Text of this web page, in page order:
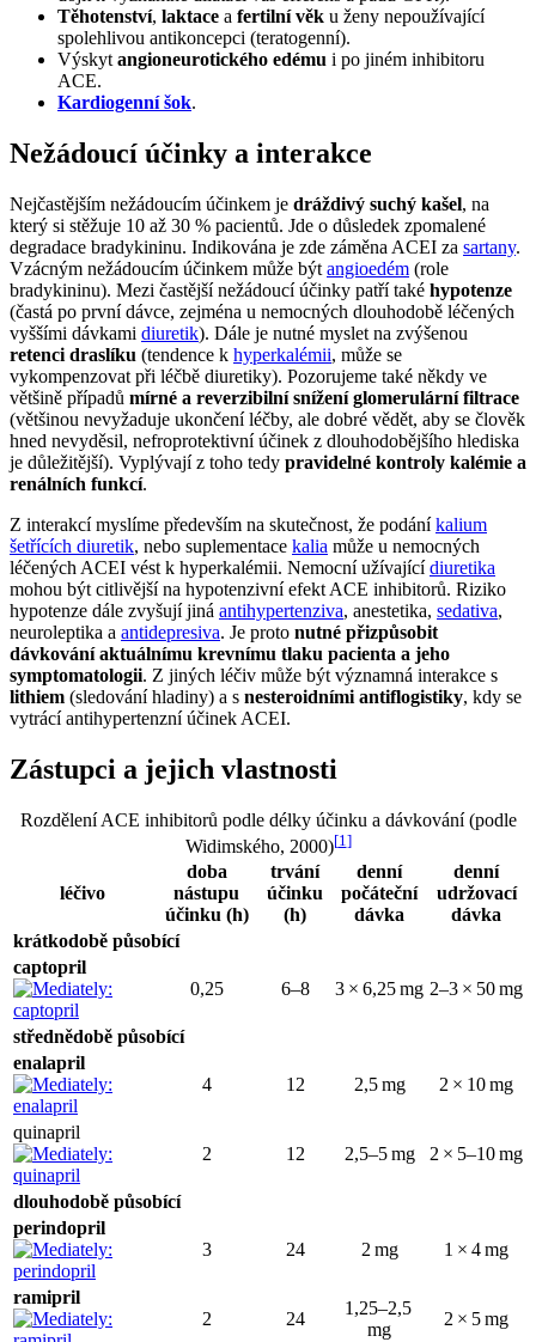
Těhotenství, laktace a fertilní věk u ženy nepoužívající
spolehlivou antikoncepci (teratogenní).
Výskyt angioneurotického edému i po jiném inhibitoru
ACE.
Kardiogenní šok.
Nežádoucí účinky a interakce
Nejčastějším nežádoucím účinkem je dráždivý suchý kašel, na
který si stěžuje 10 až 30 % pacientů. Jde o důsledek zpomalené
degradace bradykininu. Indikována je zde záměna ACEI za sartany.
Vzácným nežádoucím účinkem může být angioedém (role
bradykininu). Mezi častější nežádoucí účinky patří také hypotenze
(častá po první dávce, zejména u nemocných dlouhodobě léčených
vyššími dávkami diuretik). Dále je nutné myslet na zvýšenou
retenci draslíku (tendence k hyperkalémii, může se
vykompenzovat při léčbě diuretiky). Pozorujeme také někdy ve
většině případů mírné a reverzibilní snížení glomerulární filtrace
(většinou nevyžaduje ukončení léčby, ale dobré vědět, aby se člověk
hned nevyděsil, nefroprotektivní účinek z dlouhodobějšího hlediska
je důležitější). Vyplývají z toho tedy pravidelné kontroly kalémie a
renálních funkcí.
Z interakcí myslíme především na skutečnost, že podáníkalium
šetřících diuretik, nebo suplementace kalia může u nemocných
léčených ACEI vést k hyperkalémii. Nemocní užívajícídiuretika
mohou být citlivější na hypotenzivní efekt ACE inhibitorů. Riziko
hypotenze dále zvyšují jiná antihypertenziva, anestetika, sedativa,
neuroleptika a antidepresiva. Je proto nutné přizpůsobit
dávkování aktuálnímu krevnímu tlaku pacienta a jeho
symptomatologii. Z jiných léčiv může být významná interakce s
lithiem (sledování hladiny) a s nesteroidními antiflogistiky, kdy se
vytrácí antihypertenzní účinek ACEI.
Zástupci a jejich vlastnosti
Rozdělení ACE inhibitorů podle délky účinku a dávkování (podle
Widimského, 2000)[1 ]
léčivo
doba
nástupu
účinku (h)
trvání
účinku
(h)
denní
počáteční
dávka
denní
udržovací
dávka
krátkodobě působící
captopril
0,25
6–8 3 × 6,25 mg 2–3 × 50 mg
střednědobě působící
enalapril
4
12 2,5 mg 2 × 10 mg
quinapril
2
12 2,5–5 mg 2 × 5–10 mg
dlouhodobě působící
perindopril
3
24 2 mg 1 × 4 mg
ramipril
2
24
1,25–2,5
mg
2 × 5 mg